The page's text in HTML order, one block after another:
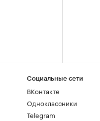
Социальные сети
ВКонтакте
Одноклассники
Telegram